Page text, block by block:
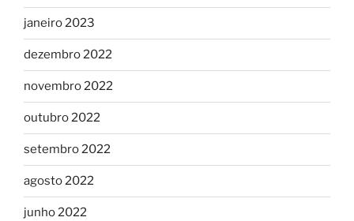
janeiro 2023
dezembro 2022
novembro 2022
outubro 2022
setembro 2022
agosto 2022
junho 2022